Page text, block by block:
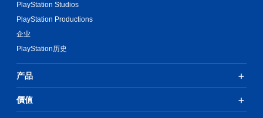
PlayStation Studios
PlayStation Productions
企业
PlayStation历史
产品
價值